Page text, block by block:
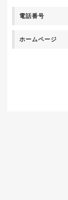
電話番号
ホームページ